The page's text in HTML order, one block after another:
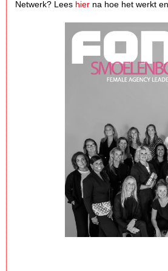
Netwerk? Lees hier na hoe het werkt